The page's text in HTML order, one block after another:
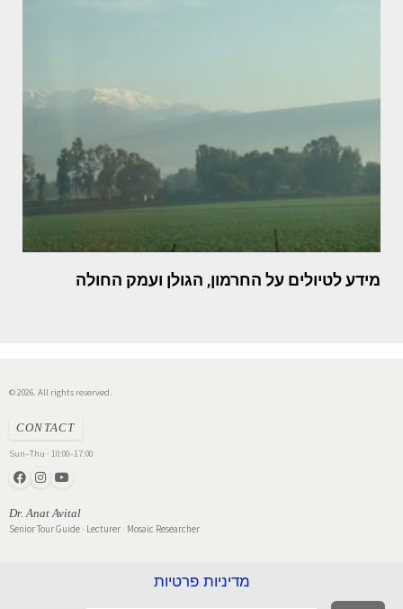
מידע לטיולים על החרמון, הגולן ועמק החולה
© 2026. All rights reserved.
CONTACT
Sun–Thu · 10:00–17:00
Dr. Anat Avital
Senior Tour Guide · Lecturer · Mosaic Researcher
מדיניות פרטיות